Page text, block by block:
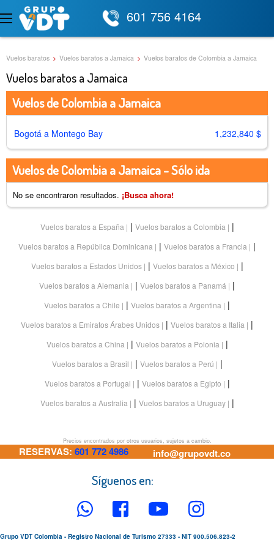
601 756 4164
Vuelos baratos > Vuelos baratos a Jamaica > Vuelos baratos de Colombia a Jamaica
Vuelos baratos a Jamaica
Vuelos de Colombia a Jamaica
Bogotá a Montego Bay 1,232,840 $
Vuelos de Colombia a Jamaica - Sólo ida
No se encontraron resultados. ¡Busca ahora!
Vuelos baratos a España | Vuelos baratos a Colombia |
Vuelos baratos a República Dominicana | Vuelos baratos a Francia |
Vuelos baratos a Estados Unidos | Vuelos baratos a México |
Vuelos baratos a Alemania | Vuelos baratos a Panamá |
Vuelos baratos a Chile | Vuelos baratos a Argentina |
Vuelos baratos a Emiratos Árabes Unidos | Vuelos baratos a Italia |
Vuelos baratos a China | Vuelos baratos a Polonia |
Vuelos baratos a Brasil | Vuelos baratos a Perú |
Vuelos baratos a Portugal | Vuelos baratos a Egipto |
Vuelos baratos a Australia | Vuelos baratos a Uruguay |
Precios encontrados por otros usuarios, sujetos a cambio.
RESERVAS: 601 772 4986 info@grupovdt.co
Síguenos en:
Grupo VDT Colombia - Registro Nacional de Turismo 27333 - NIT 900.506.823-2